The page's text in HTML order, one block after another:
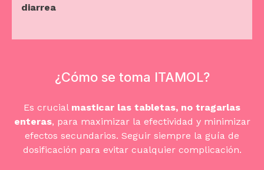
diarrea
¿Cómo se toma ITAMOL?
Es crucial masticar las tabletas, no tragarlas
enteras, para maximizar la efectividad y minimizar
efectos secundarios. Seguir siempre la guía de
dosificación para evitar cualquier complicación.